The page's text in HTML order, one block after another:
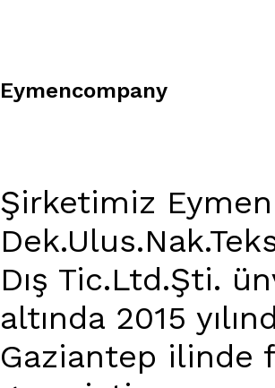
Eymencompany
Şirketimiz Eymen
Dış Tic.Ltd.Şti.
altında 2015
Gaziantep ilinde